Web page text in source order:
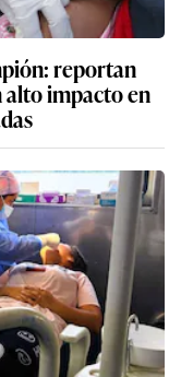
reportan
alto impacto en